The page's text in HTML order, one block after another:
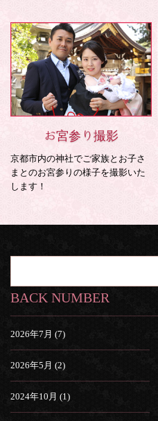
お宮参り撮影
京都市内の神社でご家族とお子さ
まとのお宮参りの様子を撮影いた
します！
BACK NUMBER
2026年7月 (7)
2026年5月 (2)
2024年10月 (1)